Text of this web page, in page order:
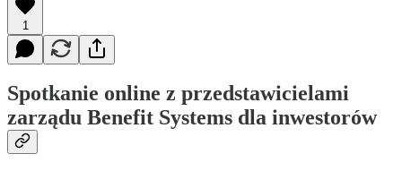
1
Spotkanie online z przedstawicielami
zarządu Benefit Systems dla inwestorów